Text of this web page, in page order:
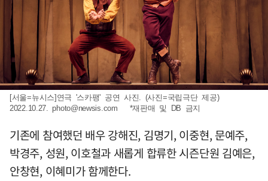
[서울=뉴시스]연극 '스카팽' 공연 사진. (사진=국립극단 제공)
2022.10.27.photo@newsis.com *재판매 및 DB 금지
기존에 참여했던 배우 강해진, 김명기, 이중현, 문예주,
박경주, 성원, 이호철과 새롭게 합류한 시즌단원 김예은,
안창현, 이혜미가 함께한다.